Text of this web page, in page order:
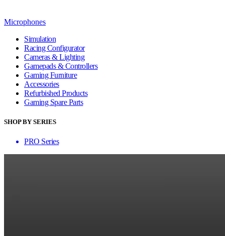
Microphones
Simulation
Racing Configurator
Cameras & Lighting
Gamepads & Controllers
Gaming Furniture
Accessories
Refurbished Products
Gaming Spare Parts
SHOP BY SERIES
PRO Series